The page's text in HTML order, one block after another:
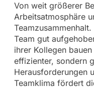
Von weit größerer
Arbeitsatmosphäre
Team gut
ihrer Kollegen
effizienter, sondern
Herausforderungen
Teamklima fördert